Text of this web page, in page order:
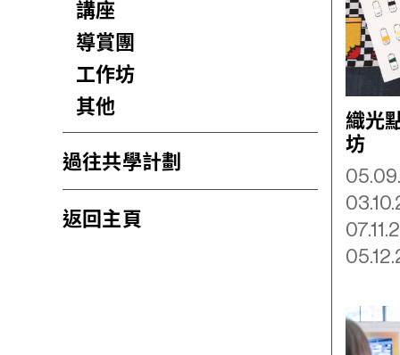
講座
導賞團
工作坊
其他
過往共學計劃
返回主頁
織光
坊